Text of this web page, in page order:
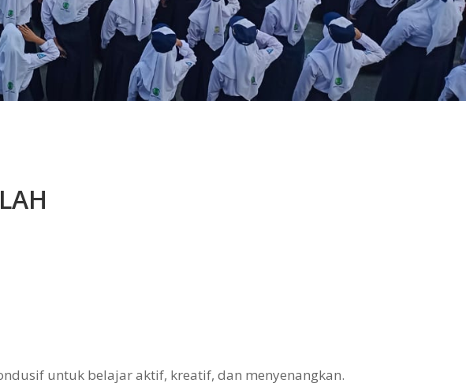
untuk belajar aktif, kreatif, dan menyenangkan.